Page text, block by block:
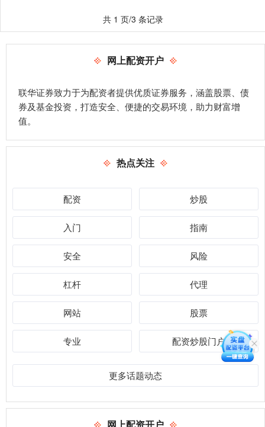
共 1 页/3 条记录
网上配资开户
联华证券致力于为配资者提供优质证券服务，涵盖股票、债
券及基金投资，打造安全、便捷的交易环境，助力财富增
值。
热点关注
配资 炒股
入门 指南
安全 风险
杠杆 代理
网站 股票
专业 配资炒股门户
更多话题动态